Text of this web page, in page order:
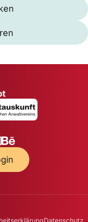
Datenschutz